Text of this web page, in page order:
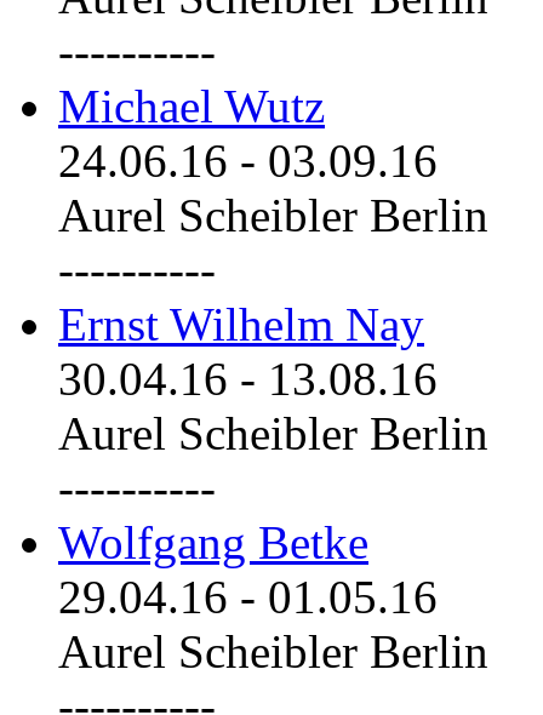
----------
Michael Wutz
24.06.16 - 03.09.16
Aurel Scheibler Berlin
----------
Ernst Wilhelm Nay
30.04.16 - 13.08.16
Aurel Scheibler Berlin
----------
Wolfgang Betke
29.04.16 - 01.05.16
Aurel Scheibler Berlin